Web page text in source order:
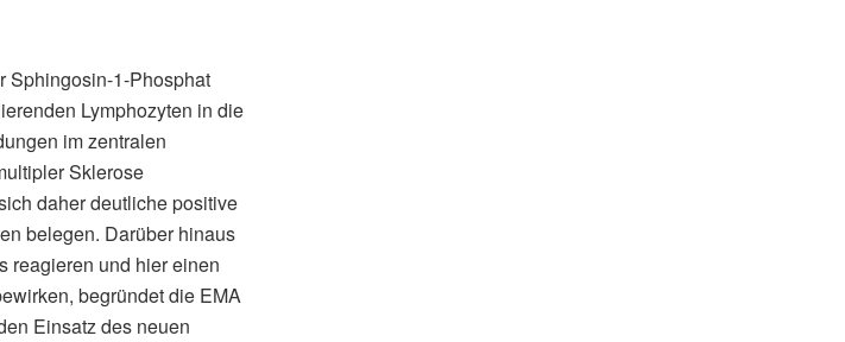
Sphingosin-1-Phosphat
Lymphozyten in die
im zentralen
Sklerose
daher deutliche positive
belegen. Darüber hinaus
reagieren und hier einen
begründet die EMA
Einsatz des neuen